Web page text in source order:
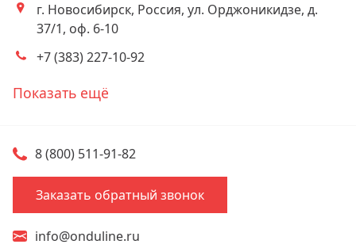
Адрес
г. Новосибирск, Россия, ул. Орджоникидзе, д.
37/1, оф. 6-10
+7 (383) 227-10-92
Показать ещё
8 (800) 511-91-82
Заказать обратный звонок
info@onduline.ru